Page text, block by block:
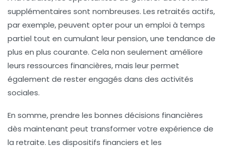
supplémentaires sont nombreuses. Les retraités actifs,
par exemple, peuvent opter pour un emploi à temps
partiel tout en cumulant leur pension, une tendance de
plus en plus courante. Cela non seulement améliore
leurs ressources financières, mais leur permet
également de rester engagés dans des activités
sociales.
En somme, prendre les bonnes décisions financières
dès maintenant peut transformer votre expérience de
la retraite. Les dispositifs financiers et les